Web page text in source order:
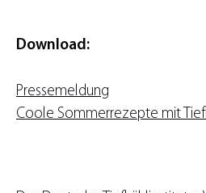
Download:
Pressemeldung
Coole Sommerrezepte mit